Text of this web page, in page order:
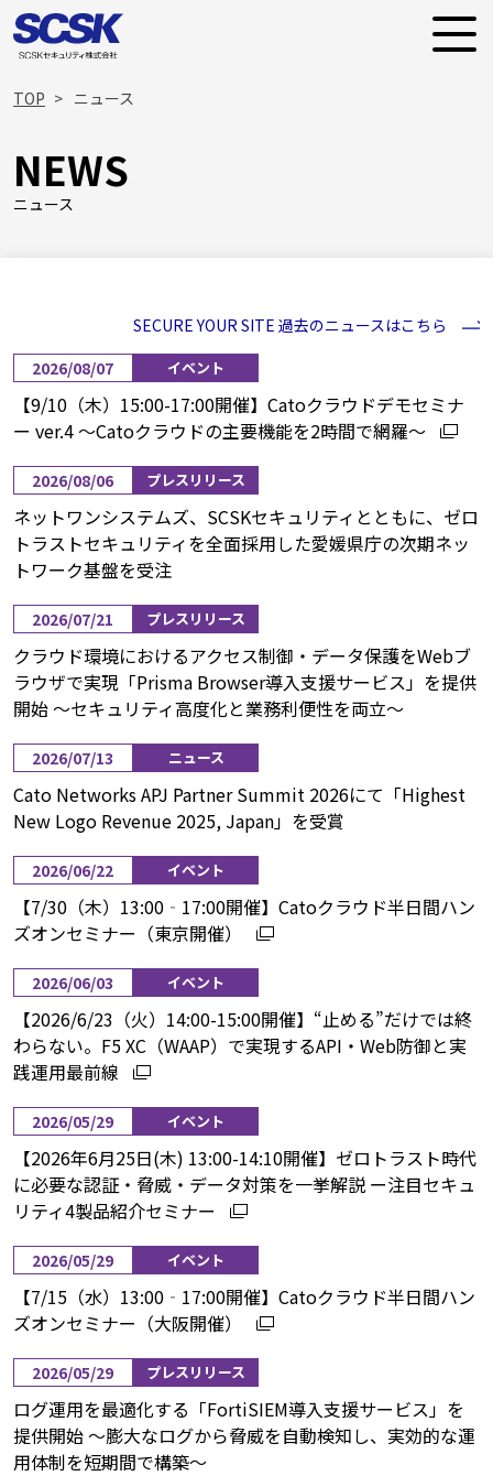
TOP ニュース
NEWS
ニュース
SECURE YOUR SITE 過去のニュースはこちら
2026/08/07
イベント
【9/10（木）15:00-17:00開催】Catoクラウドデモセミナ
ー ver.4 ～Catoクラウドの主要機能を2時間で網羅～
2026/08/06 プレスリリース
ネットワンシステムズ、SCSKセキュリティとともに、ゼロ
トラストセキュリティを全面採用した愛媛県庁の次期ネッ
トワーク基盤を受注
2026/07/21 プレスリリース
クラウド環境におけるアクセス制御・データ保護をWebブ
ラウザで実現「Prisma Browser導入支援サービス」を提供
開始 ～セキュリティ高度化と業務利便性を両立～
2026/07/13 ニュース
Cato Networks APJ Partner Summit 2026にて「Highest
New Logo Revenue 2025, Japan」を受賞
2026/06/22 イベント
【7/30（木）13:00‐17:00開催】Catoクラウド半日間ハン
ズオンセミナー（東京開催）
2026/06/03 イベント
【2026/6/23（火）14:00-15:00開催】“止める”だけでは終
わらない。F5 XC（WAAP）で実現するAPI・Web防御と実
践運用最前線
2026/05/29 イベント
【2026年6月25日(木) 13:00-14:10開催】ゼロトラスト時代
に必要な認証・脅威・データ対策を一挙解説 ー注目セキュ
リティ4製品紹介セミナー
2026/05/29 イベント
【7/15（水）13:00‐17:00開催】Catoクラウド半日間ハン
ズオンセミナー（大阪開催）
2026/05/29 プレスリリース
ログ運用を最適化する「FortiSIEM導入支援サービス」を
提供開始 ～膨大なログから脅威を自動検知し、実効的な運
用体制を短期間で構築～